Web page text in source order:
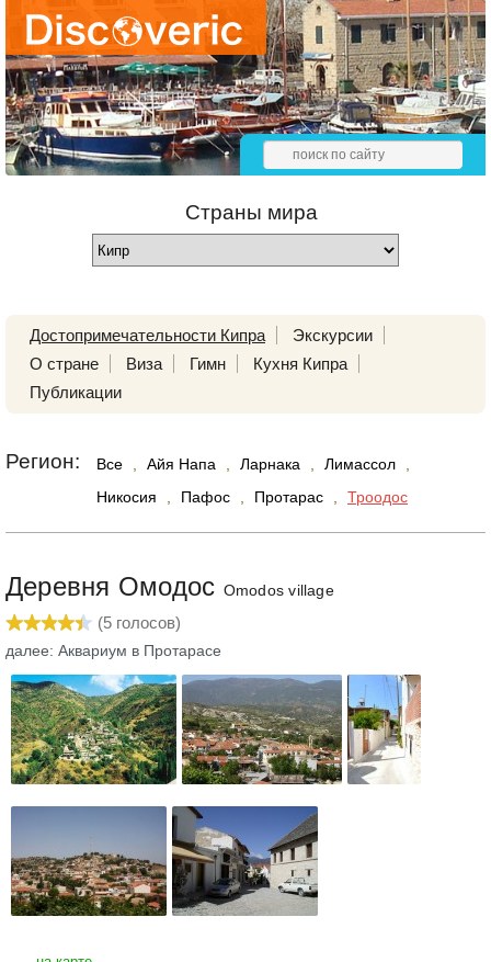
Страны мира
Достопримечательности Кипра
Экскурсии
О стране
Виза Гимн
Кухня Кипра
Публикации
Регион: Все Айя Напа Ларнака Лимассол
Никосия
Пафос Протарас Троодос
Деревня Омодос Omodos village
(5 голосов)
далее: Аквариум в Протарасе